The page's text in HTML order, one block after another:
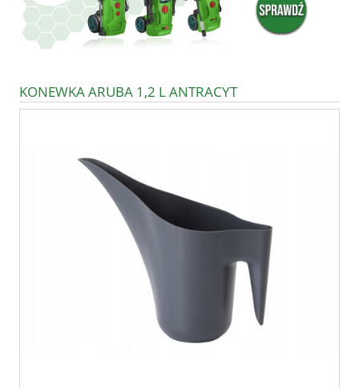
KONEWKA ARUBA 1,2 L ANTRACYT